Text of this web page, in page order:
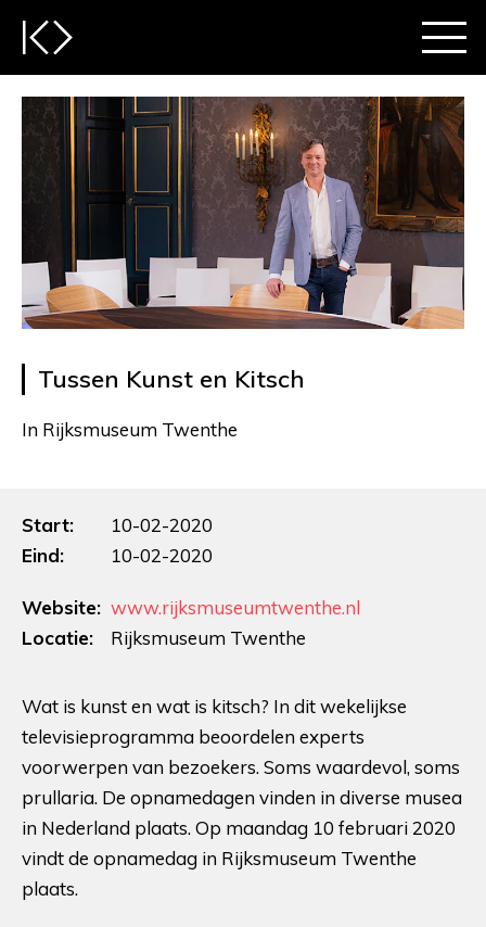
Tussen Kunst en Kitsch
In Rijksmuseum Twenthe
Start:
10-02-2020
Eind:
10-02-2020
Website: www.rijksmuseumtwenthe.nl
Locatie:
Rijksmuseum Twenthe
Wat is kunst en wat is kitsch? In dit wekelijkse
televisieprogramma beoordelen experts
voorwerpen van bezoekers. Soms waardevol, soms
prullaria. De opnamedagen vinden in diverse musea
in Nederland plaats. Op maandag 10 februari 2020
vindt de opnamedag in Rijksmuseum Twenthe
plaats.